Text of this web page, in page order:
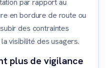
par rapport au
en bordure de route ou
des contraintes
visibilité des usagers.
plus de vigilance